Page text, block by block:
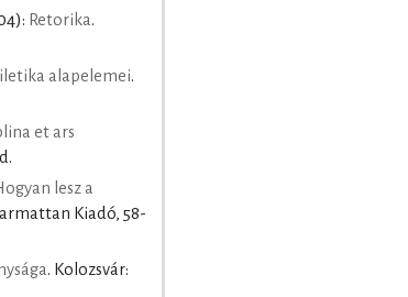
Retorika.
alapelemei.
et ars
lesz a
Kiadó, 58-
. Kolozsvár: